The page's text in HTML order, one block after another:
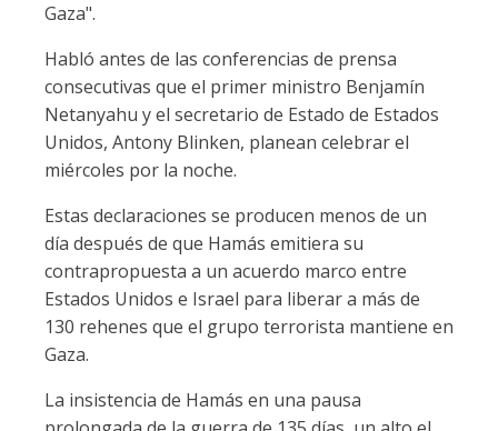
Gaza".
Habló antes de las conferencias de prensa
consecutivas que el primer ministro Benjamín
Netanyahu y el secretario de Estado de Estados
Unidos, Antony Blinken, planean celebrar el
miércoles por la noche.
Estas declaraciones se producen menos de un
día después de que Hamás emitiera su
contrapropuesta a un acuerdo marco entre
Estados Unidos e Israel para liberar a más de
130 rehenes que el grupo terrorista mantiene en
Gaza.
La insistencia de Hamás en una pausa